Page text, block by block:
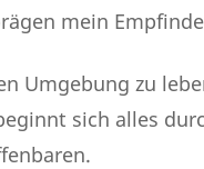
mein
Umgebung zu
sich alles